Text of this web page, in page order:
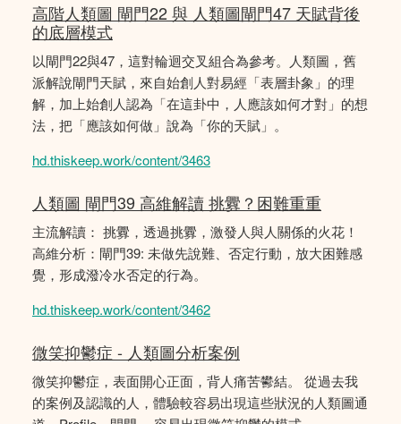
高階人類圖 閘門22 與 人類圖閘門47 天賦背後
的底層模式
以閘門22與47，這對輪迴交叉組合為參考。人類圖，舊
派解說閘門天賦，來自始創人對易經「表層卦象」的理
解，加上始創人認為「在這卦中，人應該如何才對」的想
法，把「應該如何做」說為「你的天賦」。
hd.thiskeep.work/content/3463
人類圖 閘門39 高維解讀 挑釁？困難重重
主流解讀： 挑釁，透過挑釁，激發人與人關係的火花！
高維分析：閘門39: 未做先說難、否定行動，放大困難感
覺，形成潑冷水否定的行為。
hd.thiskeep.work/content/3462
微笑抑鬱症 - 人類圖分析案例
微笑抑鬱症，表面開心正面，背人痛苦鬰結。 從過去我
的案例及認識的人，體驗較容易出現這些狀況的人類圖通